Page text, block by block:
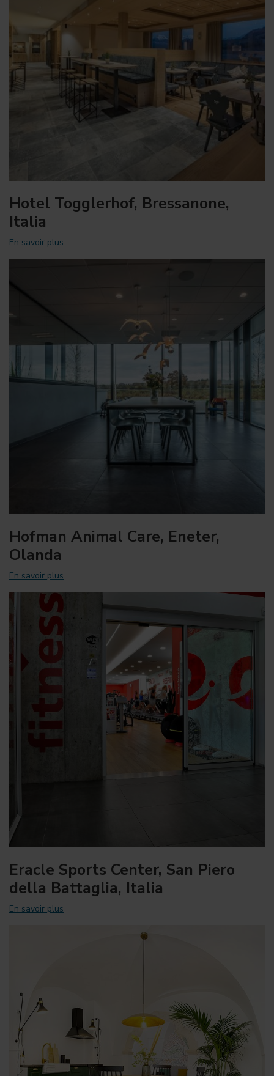
Hotel Togglerhof, Bressanone,
Italia
En savoir plus
Hofman Animal Care, Eneter,
Olanda
En savoir plus
Eracle Sports Center, San Piero
della Battaglia, Italia
En savoir plus